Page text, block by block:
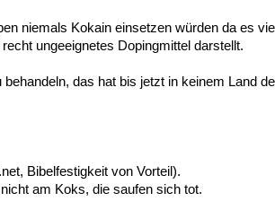
niemals Kokain einsetzen würden da es
ungeeignetes Dopingmittel darstellt.
das hat bis jetzt in keinem Land
Bibelfestigkeit von Vorteil).
am Koks, die saufen sich tot.